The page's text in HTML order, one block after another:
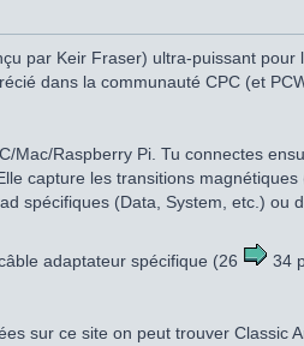
par Keir Fraser) ultra-puissant
dans la communauté CPC (et
Mac/Raspberry Pi. Tu connectes
capture les transitions
spécifiques (Data, System, etc.) ou
adaptateur spécifique (26
34
sur ce site on peut trouver Classic